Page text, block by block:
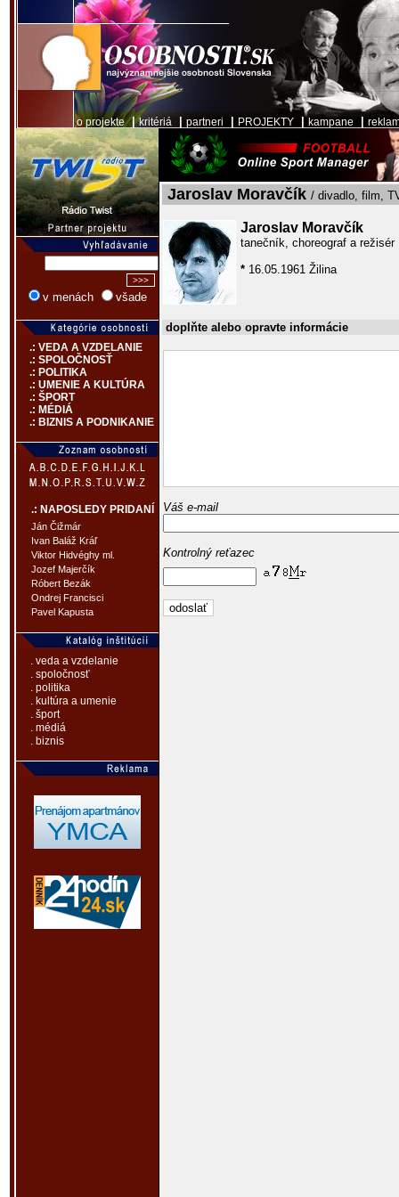
o projekte|kritériá partneri PROJEKTY kampane
v menách všade
.: VEDA A VZDELANIE
.: SPOLOČNOSŤ
.: POLITIKA
.: UMENIE A KULTÚRA
.: ŠPORT
.: MÉDIÁ
.: BIZNIS A PODNIKANIE
.: NAPOSLEDY PRIDANÍ
Ján Čižmár
Ivan Baláž Kráľ
Viktor Hidvéghy ml.
Jozef Majerčík
Róbert Bezák
Ondrej Francisci
Pavel Kapusta
. veda a vzdelanie
. spoločnosť
. politika
. kultúra a umenie
. šport
. médiá
. biznis
Jaroslav Moravčík / divadlo, film,
Jaroslav Moravčík
tanečník, choreograf a režisér
* 16.05.1961 Žilina
doplňte alebo opravte informácie
Váš e-mail
Kontrolný reťazec